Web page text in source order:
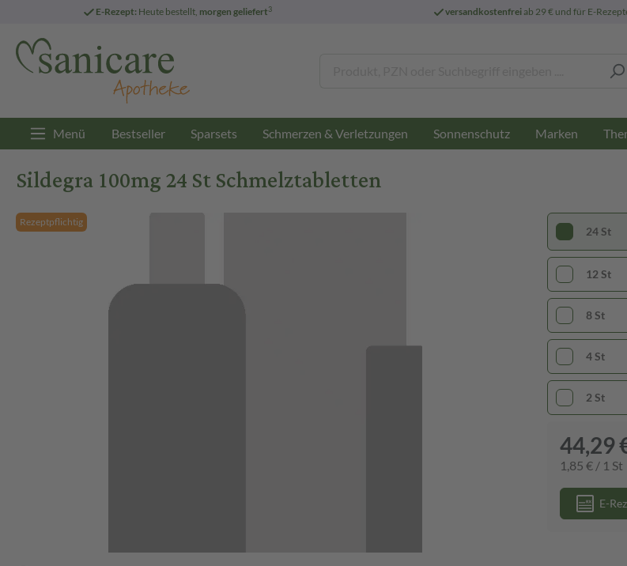
E-Rezept: Heute bestellt, morgen geliefert3 versandkostenfreiab 29 € und für E-
Menü Bestseller Sparsets Schmerzen & Verletzungen Sonnenschutz Marken
Sildegra 100mg 24 St Schmelztabletten
Rezeptpflichtig
24 St
12 St
8 St
4 St
2 St
44,29
1,85 € / 1 St
E-